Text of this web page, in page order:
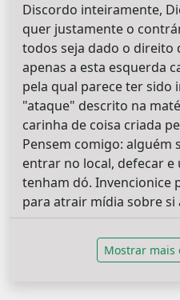
Discordo inteiramente,
quer justamente o
todos seja dado o direito
apenas a esta esquerda
pela qual parece ter sido
"ataque" descrito na
carinha de coisa criada
Pensem comigo: alguém
entrar no local, defecar e
tenham dó. Invencionice
para atrair mídia sobre si
Mostrar mais